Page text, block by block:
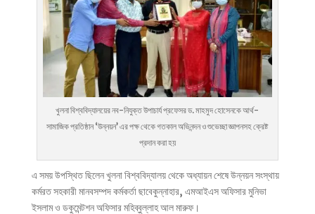
খুলনা বিশ্ববিদ্যালয়ের নব-নিযুক্ত উপাচার্য প্রফেসর ড. মাহমুদ হোসেনকে আর্থ-
সামাজিক প্রতিষ্ঠান ‘উন্নয়ন’ এর পক্ষ থেকে গতকাল অভিনন্দন ও শুভেচ্ছা জ্ঞাপনসহ ক্রেষ্ট
প্রদান করা হয়
এ সময় উপস্থিত ছিলেন খুলনা বিশ্ববিদ্যালয় থেকে অধ্যায়ন শেষে উন্নয়ন সংস্থায়
কর্মরত সহকারী মানবসম্পদ কর্মকর্তা ছাবেকুন্নাহার, এমআইএস অফিসার মুনিভা
ইসলাম ও ডকুমেন্টশন অফিসার মহিব্বুল্লাহ আল মারুফ।